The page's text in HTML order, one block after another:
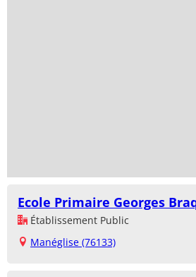
Ecole Primaire Georges
Établissement Public
Manéglise (76133)